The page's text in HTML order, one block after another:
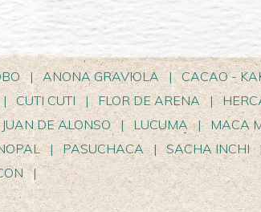
| ANONA GRAVIOLA | CACAO -
| CUTI CUTI | FLOR DE ARENA |
JUAN DE ALONSO | LUCUMA | MACA
| PASUCHACA | SACHA INCHI
|